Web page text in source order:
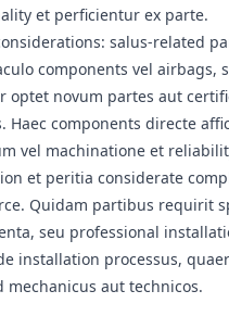
et perficientur ex parte.
salus-related
components vel airbags,
optet novum partes aut
Haec components directe
vel machinatione et
et peritia considerate
Quidam partibus requirit
seu professional
installation processus,
mechanicus aut technicos.